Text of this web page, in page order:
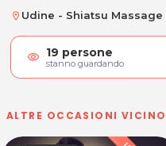
location_on Udine - Shiatsu Massage
visibility 19 persone
stanno guardando
ALTRE OCCASIONI